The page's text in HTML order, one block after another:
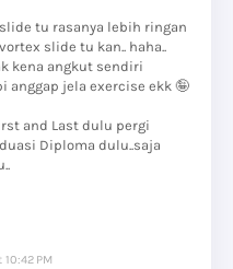
tu rasanya lebih ringan
slide tu kan.. haha..
kena angkut sendiri
anggap jela exercise ekk 🤪
and Last dulu pergi
Diploma dulu..saja
PM